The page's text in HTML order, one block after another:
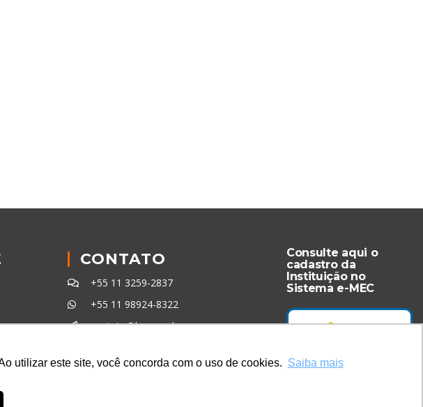
utilizar este site, você concorda com o uso de cookies. Saiba mais
CONTATO
+55 11 3259-2837
+55 11 98924-8322
contato@lec.com.br
Consulte aqui o
cadastro da
Instituição no
Sistema e-MEC